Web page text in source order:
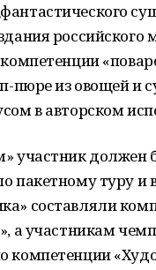
пюре из овощей и
в авторском
участник должен
пакетному туру и
составляли
а участникам